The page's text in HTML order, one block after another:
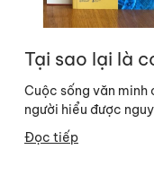
Tại sao lại là
Cuộc sống văn minh
người hiểu được
mình. Giả như có
Đọc tiếp